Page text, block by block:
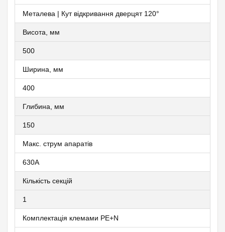
Металева | Кут відкривання дверцят 120°
Висота, мм
500
Ширина, мм
400
Глибина, мм
150
Макс. струм апаратів
630А
Кількість секцій
1
Комплектація клемами PE+N